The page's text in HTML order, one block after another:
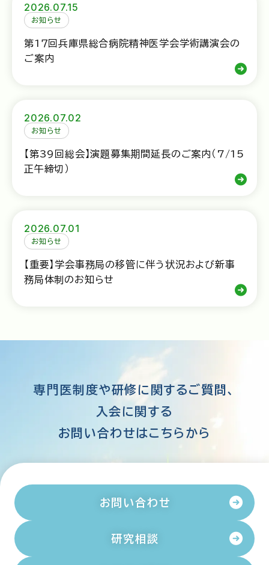
2026.07.15
お知らせ
第1７回兵庫県総合病院精神医学会学術講演会の
ご案内
2026.07.02
お知らせ
【第39回総会】演題募集期間延長のご案内（7/15
正午締切）
2026.07.01
お知らせ
【重要】学会事務局の移管に伴う状況および新事
務局体制のお知らせ
専門医制度や研修に関するご質問、
入会に関する
お問い合わせはこちらから
お問い合わせ
研究相談